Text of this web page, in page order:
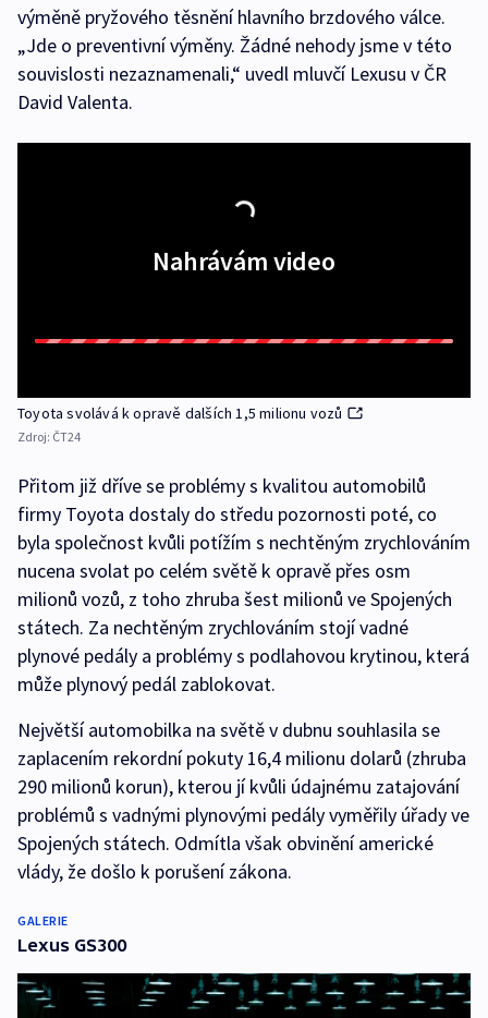
výměně pryžového těsnění hlavního brzdového válce.
„Jde o preventivní výměny. Žádné nehody jsme v této
souvislosti nezaznamenali,“ uvedl mluvčí Lexusu v ČR
David Valenta.
Nahrávám video
Toyota svolává k opravě dalších 1,5 milionu vozů
Zdroj: ČT24
Přitom již dříve se problémy s kvalitou automobilů
firmy Toyota dostaly do středu pozornosti poté, co
byla společnost kvůli potížím s nechtěným zrychlováním
nucena svolat po celém světě k opravě přes osm
milionů vozů, z toho zhruba šest milionů ve Spojených
státech. Za nechtěným zrychlováním stojí vadné
plynové pedály a problémy s podlahovou krytinou, která
může plynový pedál zablokovat.
Největší automobilka na světě v dubnu souhlasila se
zaplacením rekordní pokuty 16,4 milionu dolarů (zhruba
290 milionů korun), kterou jí kvůli údajnému zatajování
problémů s vadnými plynovými pedály vyměřily úřady ve
Spojených státech. Odmítla však obvinění americké
vlády, že došlo k porušení zákona.
GALERIE
Lexus GS300